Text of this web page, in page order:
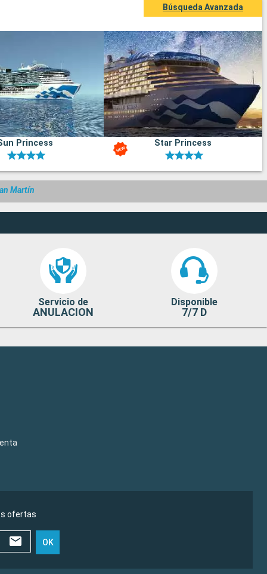
Búsqueda Avanzada
Princess Star Princess
Martín
Servicio de
ANULACION
Disponible
7/7 D
ofertas
OK